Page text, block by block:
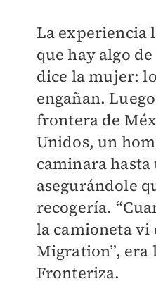
La experiencia
que hay algo
dice la mujer:
engañan.
frontera de
Unidos, un
caminara
asegurándole
recogería.
la camioneta vi
Migration”, era
Fronteriza.